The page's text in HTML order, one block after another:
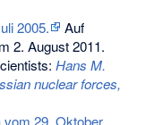
2005.
Auf
2. August 2011.
Hans M.
nuclear forces,
29. Oktober